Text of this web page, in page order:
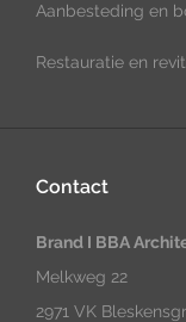
Aanbesteding en
Restauratie en
Contact
Brand I BBA
Melkweg 22
2971 VK